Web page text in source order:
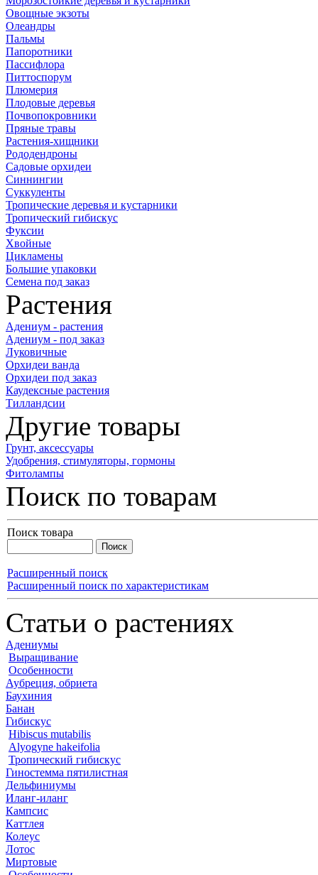
Овощные экзоты
Олеандры
Пальмы
Папоротники
Пассифлора
Питтоспорум
Плюмерия
Плодовые деревья
Почвопокровники
Пряные травы
Растения-хищники
Рододендроны
Садовые орхидеи
Синнингии
Суккуленты
Тропические деревья и кустарники
Тропический гибискус
Фуксии
Хвойные
Цикламены
Большие упаковки
Семена под заказ
Растения
Адениум - растения
Адениум - под заказ
Луковичные
Орхидеи ванда
Орхидеи под заказ
Каудексные растения
Тилландсии
Другие товары
Грунт, аксессуары
Удобрения, стимуляторы, гормоны
Фитолампы
Поиск по товарам
Поиск товара
Расширенный поиск
Расширенный поиск по характеристикам
Статьи о растениях
Адениумы
Выращивание
Особенности
Аубреция, обриета
Баухиния
Банан
Гибискус
Hibiscus mutabilis
Alyogyne hakeifolia
Тропический гибискус
Гиностемма пятилистная
Дельфиниумы
Иланг-иланг
Кампсис
Каттлея
Колеус
Лотос
Миртовые